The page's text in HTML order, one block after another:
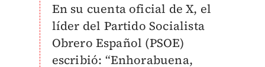
En su cuenta oficial de X, el
líder del Partido Socialista
Obrero Español (PSOE)
escribió: “Enhorabuena,